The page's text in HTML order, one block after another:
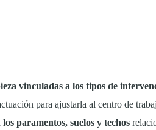
vinculadas a los tipos de
para ajustarla al centro de
paramentos, suelos y techos